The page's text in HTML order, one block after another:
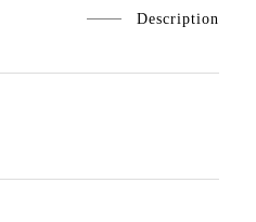
Description